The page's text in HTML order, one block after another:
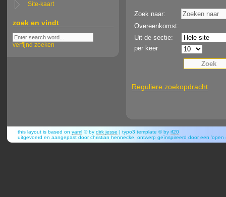
Site-kaart
zoek en vindt
verfijnd zoeken
Zoek naar:
Overeenkomst:
Uit de sectie:
per keer
Reguliere zoekopdracht
this layout is based on yaml© by dirk jesse | typo3 template © by if20
uitgevoerd en aangepast door christian hennecke, ontwerp geïnspireerd door een